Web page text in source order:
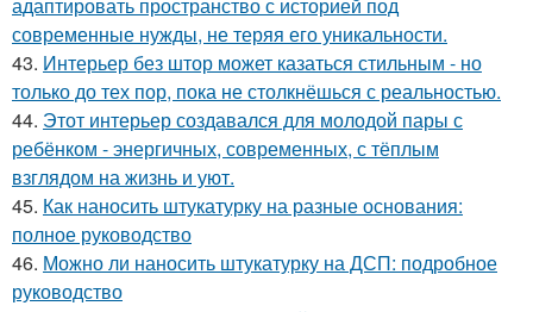
современные нужды, не теряя его уникальности.
43. Интерьер без штор может казаться стильным - но
только до тех пор, пока не столкнёшься с реальностью.
44. Этот интерьер создавался для молодой пары с
ребёнком - энергичных, современных, с тёплым
взглядом на жизнь и уют.
45. Как наносить штукатурку на разные основания:
полное руководство
46. Можно ли наносить штукатурку на ДСП: подробное
руководство